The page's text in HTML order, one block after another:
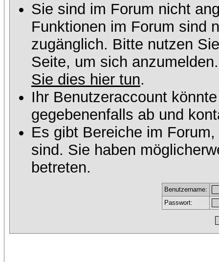
Sie sind im Forum nicht
Funktionen im Forum sind
zugänglich. Bitte nutzen
Seite, um sich
Sie dies hier tun.
Ihr Benutzeraccount
gegebenenfalls ab und
Es gibt Bereiche im
sind. Sie haben
betreten.
Benutzername:
Passwort: